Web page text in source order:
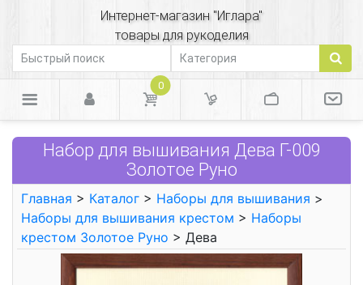
Интернет-магазин "Иглара"
товары для рукоделия
0
Набор для вышивания Дева Г-009
Золотое Руно
Главная > Каталог > Наборы для вышивания >
Наборы для вышивания крестом > Наборы
крестом Золотое Руно > Дева